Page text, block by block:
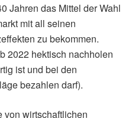
Jahren das Mittel der Wahl
mit all seinen
zu bekommen.
2022 hektisch nachholen
ist und bei den
bezahlen darf).
von wirtschaftlichen